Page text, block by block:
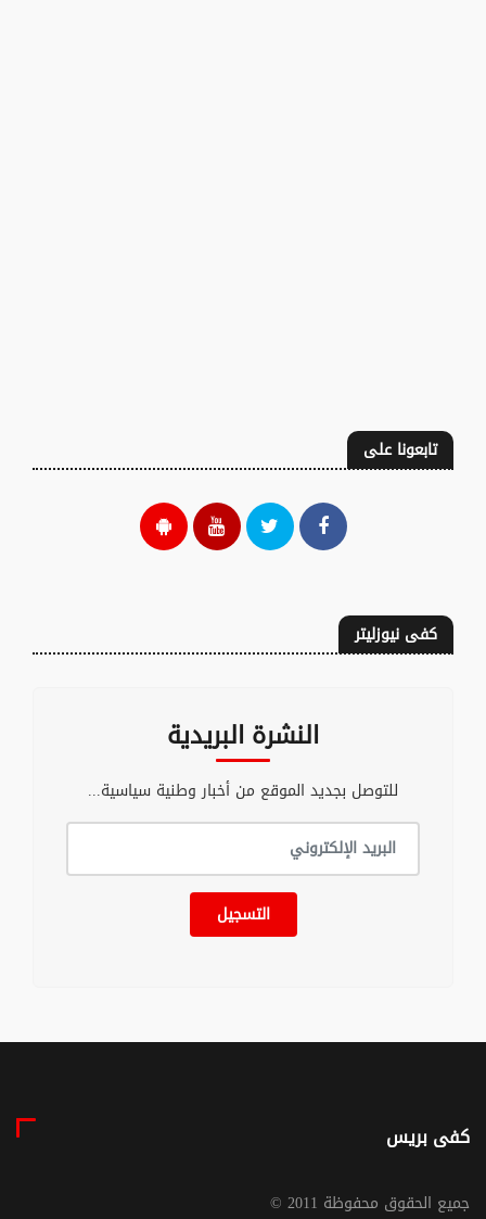
تابعونا على
كفى نيوزليتر
النشرة البريدية
للتوصل بجديد الموقع من أخبار وطنية سياسية...
التسجيل
كفى بريس
© جميع الحقوق محفوظة 2011